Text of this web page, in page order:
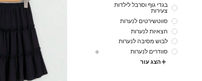
בגדי גוף וסרבל לילדות
צעירות
סווטשירטים לנערות
חצאיות לנערות
לבוש מסיבה לנערות
סוודרים לנערות
הצג עור